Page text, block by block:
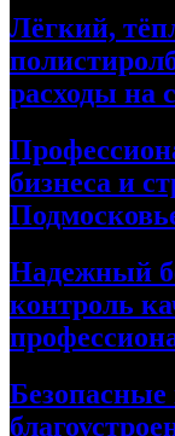
Лёгкий,
расходы на
бизнеса и
Надежный
контроль
Безопасные